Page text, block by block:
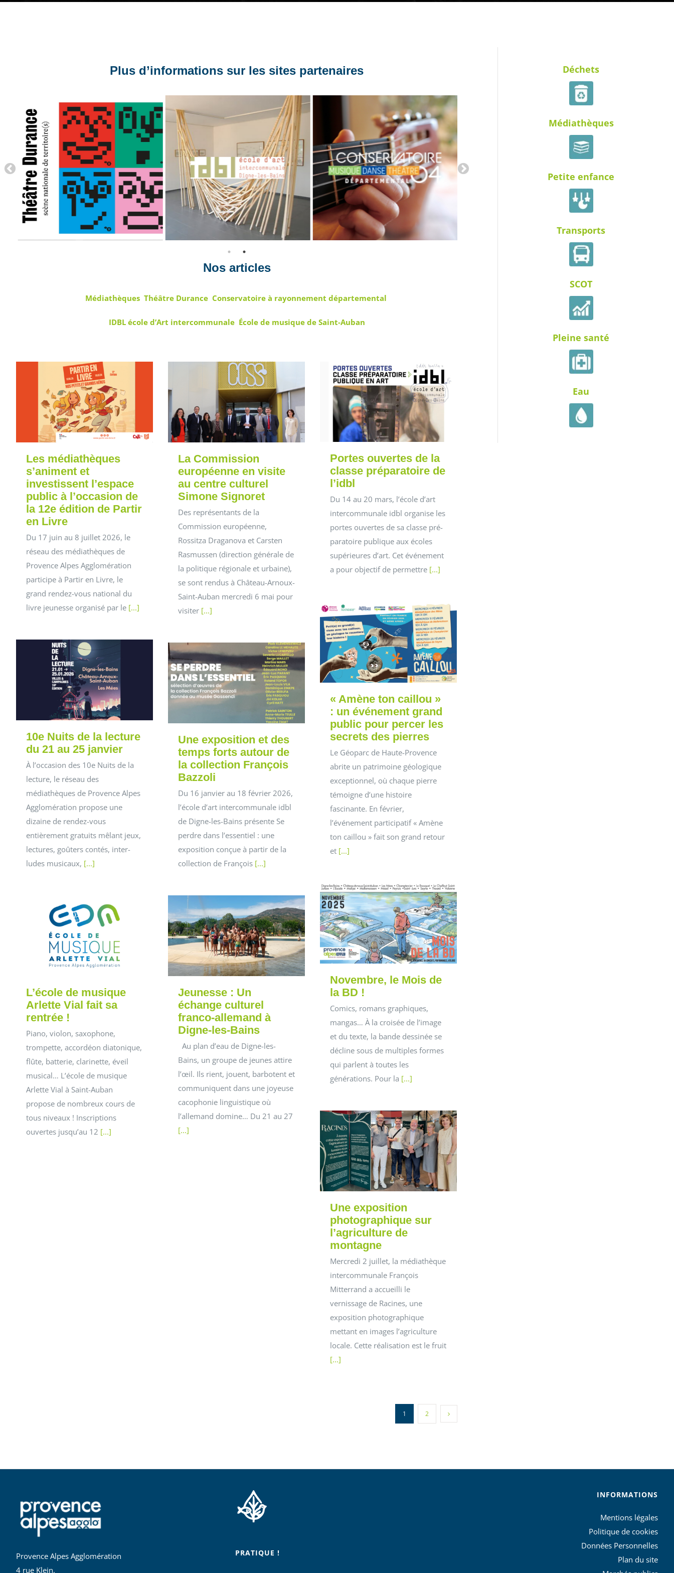
Plus d’informations sur les sites partenaires
Nos articles
Médiathèques Théâtre Durance Conservatoire à rayonnement départemental
IDBL école d’Art intercommunale École de musique de Saint-Auban
Les médiathèques
s’animent et
investissent l’espace
public à l’occasion de
la 12e édition de Partir
en Livre
Du 17 juin au 8 juillet 2026, le
réseau des médiathèques de
Provence Alpes Agglomération
participe à Partir en Livre, le
grand rendez-vous national du
livre jeunesse organisé par le [...]
La Commission
européenne en visite
au centre culturel
Simone Signoret
Des représentants de la
Commission européenne,
Rossitza Draganova et Carsten
Rasmussen (direction générale de
la politique régionale et urbaine),
se sont rendus à Château-Arnoux-
Saint-Auban mercredi 6 mai pour
visiter [...]
Portes ouvertes de la
classe préparatoire de
l’idbl
Du 14 au 20 mars, l’école d’art
intercommunale idbl organise les
portes ouvertes de sa classe pré-
paratoire publique aux écoles
supérieures d’art. Cet événement
a pour objectif de permettre [...]
« Amène ton caillou »
: un événement grand
public pour percer les
secrets des pierres
Le Géoparc de Haute-Provence
abrite un patrimoine géologique
exceptionnel, où chaque pierre
témoigne d’une histoire
fascinante. En février,
l’événement participatif « Amène
ton caillou » fait son grand retour
et [...]
10e Nuits de la lecture
du 21 au 25 janvier
À l’occasion des 10e Nuits de la
lecture, le réseau des
médiathèques de Provence Alpes
Agglomération propose une
dizaine de rendez-vous
entièrement gratuits mêlant jeux,
lectures, goûters contés, inter-
ludes musicaux, [...]
Une exposition et des
temps forts autour de
la collection François
Bazzoli
Du 16 janvier au 18 février 2026,
l’école d’art intercommunale idbl
de Digne-les-Bains présente Se
perdre dans l’essentiel : une
exposition conçue à partir de la
collection de François [...]
Novembre, le Mois de
la BD !
Comics, romans graphiques,
mangas… À la croisée de l’image
et du texte, la bande dessinée se
décline sous de multiples formes
qui parlent à toutes les
générations. Pour la [...]
L’école de musique
Arlette Vial fait sa
rentrée !
Piano, violon, saxophone,
trompette, accordéon diatonique,
flûte, batterie, clarinette, éveil
musical… L’école de musique
Arlette Vial à Saint-Auban
propose de nombreux cours de
tous niveaux ! Inscriptions
ouvertes jusqu’au 12 [...]
Jeunesse : Un
échange culturel
franco-allemand à
Digne-les-Bains
Au plan d’eau de Digne-les-
Bains, un groupe de jeunes attire
l’œil. Ils rient, jouent, barbotent et
communiquent dans une joyeuse
cacophonie linguistique où
l’allemand domine… Du 21 au 27
[...]
Une exposition
photographique sur
l’agriculture de
montagne
Mercredi 2 juillet, la médiathèque
intercommunale François
Mitterrand a accueilli le
vernissage de Racines, une
exposition photographique
mettant en images l’agriculture
locale. Cette réalisation est le fruit
[...]
1 2
Déchets
Médiathèques
Petite enfance
Transports
SCOT
Pleine santé
Eau
Provence Alpes Agglomération
4 rue Klein,
PRATIQUE !
INFORMATIONS
Mentions légales
Politique de cookies
Données Personnelles
Plan du site